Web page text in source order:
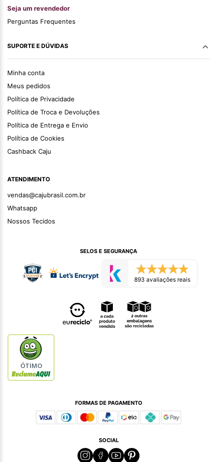
Seja um revendedor
Perguntas Frequentes
SUPORTE E DÚVIDAS
Minha conta
Meus pedidos
Política de Privacidade
Política de Troca e Devoluções
Política de Entrega e Envio
Política de Cookies
Cashback Caju
ATENDIMENTO
vendas@cajubrasil.com.br
Whatsapp
Nossos Tecidos
SELOS E SEGURANÇA
893 avaliações reais
ÓTIMO
FORMAS DE PAGAMENTO
SOCIAL